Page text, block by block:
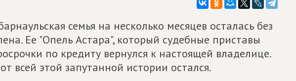
семья на несколько месяцев осталась без
Ее "Опель Астара", который судебные приставы
по кредиту вернулся к настоящей владелице.
всей этой запутанной истории остался.